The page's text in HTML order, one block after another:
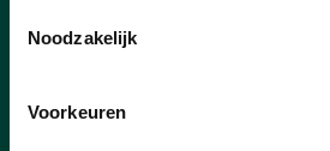
Noodzakelijk
Voorkeuren
standpunt van de fractie
lees meer